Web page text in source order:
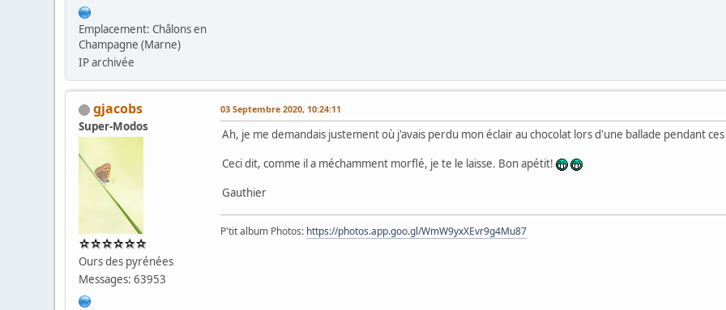
Emplacement: Châlons en
Champagne (Marne)
IP archivée
gjacobs
Super-Modos
Ours des pyrénées
Messages: 63953
03 Septembre 2020, 10:24:11
Ah, je me demandais justement où j'avais perdu mon éclair au chocolat lors d'une ballade pendant
Ceci dit, comme il a méchamment morflé, je te le laisse. Bon apétit!
Gauthier
P'tit album Photos: https://photos.app.goo.gl/WmW9yxXEvr9g4Mu87